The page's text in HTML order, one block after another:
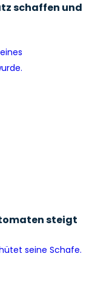
schaffen und
steigt